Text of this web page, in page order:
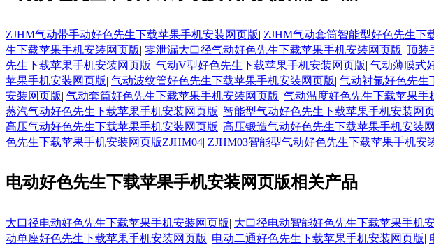
ZJHM气动带手动好色先生下载苹果手机安装网页版| ZJHM气动套筒智能型好色先生下
生下载苹果手机安装网页版| 零泄漏大口径气动好色先生下载苹果手机安装网页版| 顶装
先生下载苹果手机安装网页版| 气动V型好色先生下载苹果手机安装网页版| 气动薄膜式
苹果手机安装网页版| 气动波纹管好色先生下载苹果手机安装网页版| 气动衬氟好色先生
安装网页版| 气动套筒好色先生下载苹果手机安装网页版| 气动温度好色先生下载苹果手
蒸汽气动好色先生下载苹果手机安装网页版| 智能型气动好色先生下载苹果手机安装网
高压气动好色先生下载苹果手机安装网页版| 高压锻造气动好色先生下载苹果手机安装
色先生下载苹果手机安装网页版ZJHM04| ZJHM03智能型气动好色先生下载苹果手机安
电动好色先生下载苹果手机安装网页版相关产品
大口径电动好色先生下载苹果手机安装网页版| 大口径电动智能好色先生下载苹果手机
动单座好色先生下载苹果手机安装网页版| 电动二通好色先生下载苹果手机安装网页版|